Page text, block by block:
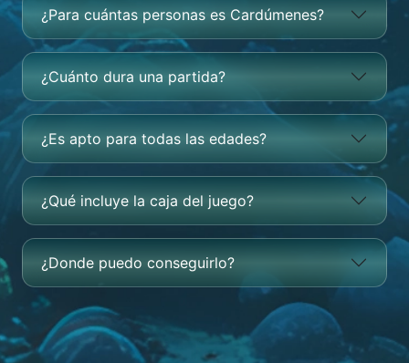
¿Para cuántas personas es Cardúmenes?
¿Cuánto dura una partida?
¿Es apto para todas las edades?
¿Qué incluye la caja del juego?
¿Donde puedo conseguirlo?